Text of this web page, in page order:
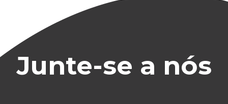
Junte-se a nós